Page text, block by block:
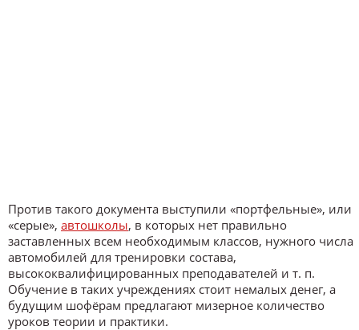
Против такого документа выступили «портфельные», или
«серые», автошколы, в которых нет правильно
заставленных всем необходимым классов, нужного числа
автомобилей для тренировки состава,
высококвалифицированных преподавателей и т. п.
Обучение в таких учреждениях стоит немалых денег, а
будущим шофёрам предлагают мизерное количество
уроков теории и практики.